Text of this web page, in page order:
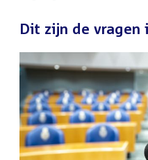
Dit zijn de vragen